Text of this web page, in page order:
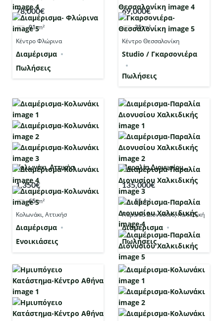
78,000€
91m²
Κέντρο Φλώρινα
Διαμέρισμα
Πωλήσεις
69,000€
35m²
Κέντρο Θεσσαλονίκη
Studio / Γκαρσονιέρα
Πωλήσεις
Κολωνάκι, Αττικήσ
1,350€
65m²
Κολωνάκι, Αττικήσ
Διαμέρισμα
Ενοικιάσεις
Παραλία Διονυσίου,
Χαλκιδική
135,000€
55m²
Παραλία Διονυσίου, Χαλκιδική
Διαμέρισμα
Πωλήσεις